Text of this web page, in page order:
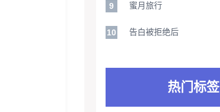
9 蜜月旅行
10 告白被拒绝后
热门标签